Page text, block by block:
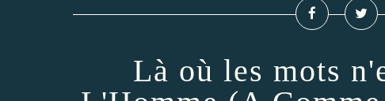
Là où les mots